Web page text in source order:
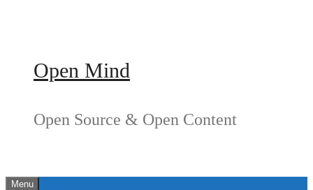
Open Mind
Open Source & Open Content
Menu